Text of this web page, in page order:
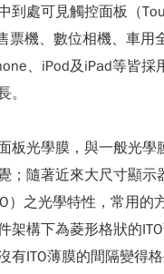
到處可見觸控面板（
票機、數位相機、車
、iPod及iPad等皆
。
板光學膜，與一般光
；隨著近來大尺寸顯
）之光學特性，常用
架構下為菱形格狀的
有ITO薄膜的間隔變得